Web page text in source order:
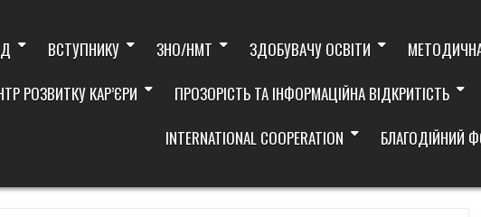
ВСТУПНИКУ ЗНО/НМТ ЗДОБУВАЧУ ОСВІТИ
РОЗВИТКУ КАР’ЄРИ
ПРОЗОРІСТЬ ТА ІНФОРМАЦІЙНА ВІДКРИТІСТЬ
INTERNATIONAL COOPERATION
БЛАГОДІЙНИЙ